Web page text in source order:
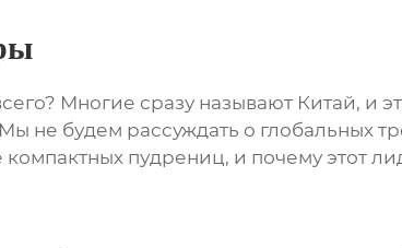
Многие сразу называют Китай, и
не будем рассуждать о глобальных
пудрениц, и почему этот